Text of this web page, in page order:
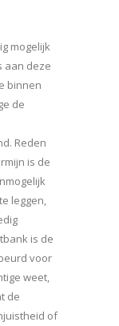
mogelijk
aan deze
binnen
de
Reden
is de
leggen,
is de
voor
weet,
de
of